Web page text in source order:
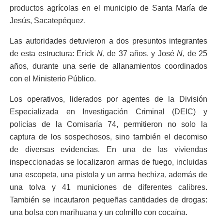
productos agrícolas en el municipio de Santa María de
Jesús, Sacatepéquez.
Las autoridades detuvieron a dos presuntos integrantes
de esta estructura: Erick N, de 37 años, y JoséN, de 25
años, durante una serie de allanamientos coordinados
con el Ministerio Público.
Los operativos, liderados por agentes de la División
Especializada en Investigación Criminal (DEIC) y
policías de la Comisaría 74, permitieron no solo la
captura de los sospechosos, sino también el decomiso
de diversas evidencias. En una de las viviendas
inspeccionadas se localizaron armas de fuego, incluidas
una escopeta, una pistola y un arma hechiza, además de
una tolva y 41 municiones de diferentes calibres.
También se incautaron pequeñas cantidades de drogas:
una bolsa con marihuana y un colmillo con cocaína.